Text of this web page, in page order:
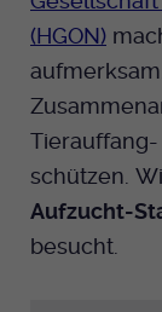
(HGON)
schützen.
Aufzucht-
besucht.